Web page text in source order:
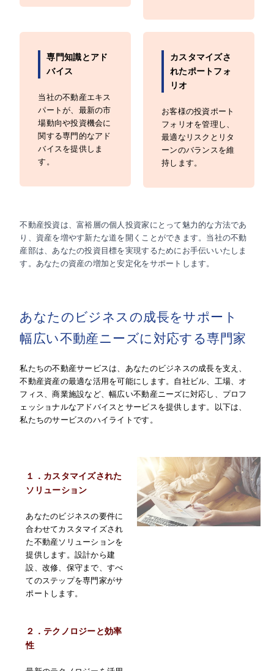
専門知識とアド
バイス
当社の不動産エキス
パートが、最新の市
場動向や投資機会に
関する専門的なアド
バイスを提供しま
す。
カスタマイズさ
れたポートフォ
リオ
お客様の投資ポート
フォリオを管理し、
最適なリスクとリタ
ーンのバランスを維
持します。
不動産投資は、富裕層の個人投資家にとって魅力的な方法であ
り、資産を増やす新たな道を開くことができます。当社の不動
産部は、あなたの投資目標を実現するためにお手伝いいたしま
す。あなたの資産の増加と安定化をサポートします。
あなたのビジネスの成長をサポート
幅広い不動産ニーズに対応する専門家
私たちの不動産サービスは、あなたのビジネスの成長を支え、
不動産資産の最適な活用を可能にします。自社ビル、工場、オ
フィス、商業施設など、幅広い不動産ニーズに対応し、プロフ
ェッショナルなアドバイスとサービスを提供します。以下は、
私たちのサービスのハイライトです。
１．カスタマイズされた
ソリューション
あなたのビジネスの要件に
合わせてカスタマイズされ
た不動産ソリューションを
提供します。設計から建
設、改修、保守まで、すべ
てのステップを専門家がサ
ポートします。
２．テクノロジーと効率
性